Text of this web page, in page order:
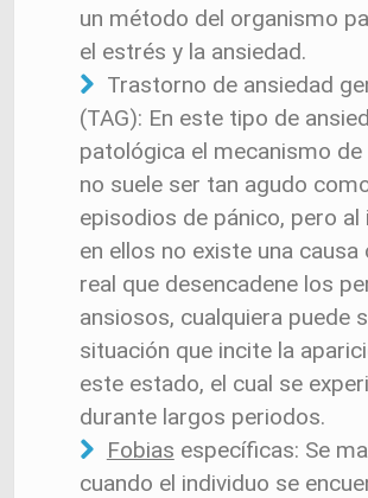
un método del organismo
el estrés y la ansiedad.
Trastorno de ansiedad
(TAG): En este tipo de
patológica el mecanismo
no suele ser tan agudo
episodios de pánico, pero al
en ellos no existe una causa
real que desencadene los
ansiosos, cualquiera puede
situación que incite la
este estado, el cual se
durante largos periodos.
Fobias específicas: Se
cuando el individuo se